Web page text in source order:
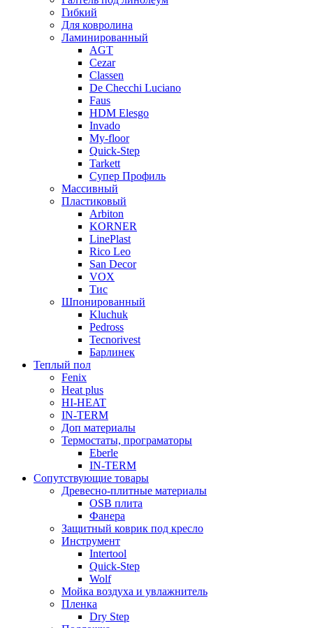
Гибкий
Для ковролина
Ламинированный
AGT
Cezar
Classen
De Checchi Luciano
Faus
HDM Elesgo
Invado
My-floor
Quick-Step
Tarkett
Супер Профиль
Массивный
Пластиковый
Arbiton
KORNER
LinePlast
Rico Leo
San Decor
VOX
Тис
Шпонированный
Kluchuk
Pedross
Tecnorivest
Барлинек
Теплый пол
Fenix
Heat plus
HI-HEAT
IN-TERM
Доп материалы
Термостаты, програматоры
Eberle
IN-TERM
Сопутствующие товары
Древесно-плитные материалы
OSB плита
Фанера
Защитный коврик под кресло
Инструмент
Intertool
Quick-Step
Wolf
Мойка воздуха и увлажнитель
Пленка
Dry Step